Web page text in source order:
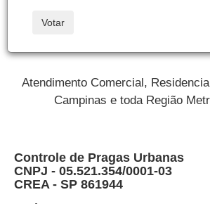
Votar
Atendimento Comercial,
Campinas e toda Região
Controle de Pragas Urbanas
CNPJ - 05.521.354/0001-03
CREA - SP 861944